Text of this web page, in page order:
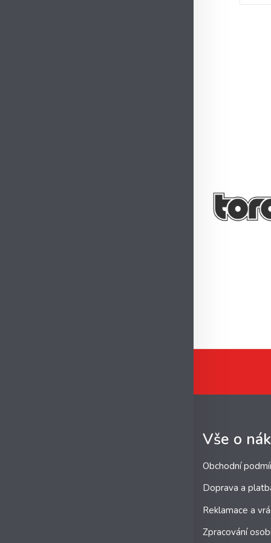
Vše o
Obchodní
Doprava a
Reklamace a
Zpracování